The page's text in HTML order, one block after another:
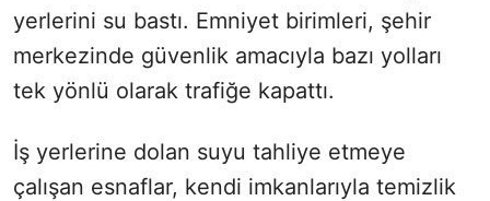
yerlerini su bastı. Emniyet birimleri, şehir
merkezinde güvenlik amacıyla bazı yolları
tek yönlü olarak trafiğe kapattı.
İş yerlerine dolan suyu tahliye etmeye
çalışan esnaflar, kendi imkanlarıyla temizlik